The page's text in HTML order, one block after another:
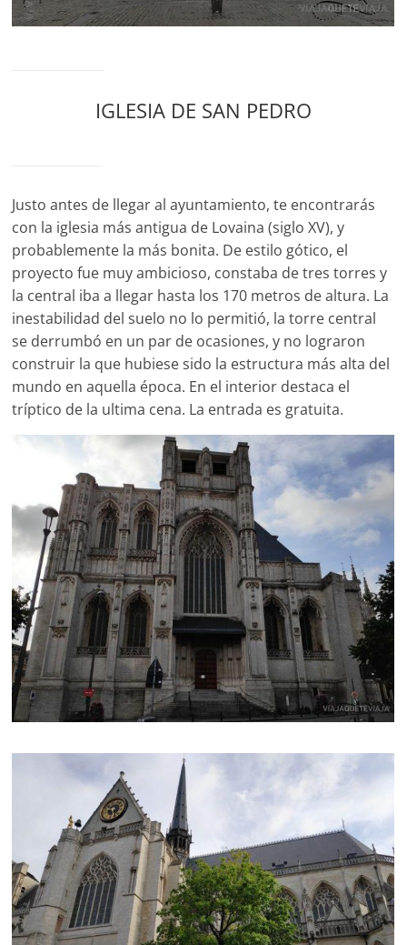
IGLESIA DE SAN PEDRO
Justo antes de llegar al ayuntamiento, te encontrarás
con la iglesia más antigua de Lovaina (siglo XV), y
probablemente la más bonita. De estilo gótico, el
proyecto fue muy ambicioso, constaba de tres torres y
la central iba a llegar hasta los 170 metros de altura. La
inestabilidad del suelo no lo permitió, la torre central
se derrumbó en un par de ocasiones, y no lograron
construir la que hubiese sido la estructura más alta del
mundo en aquella época. En el interior destaca el
tríptico de la ultima cena. La entrada es gratuita.